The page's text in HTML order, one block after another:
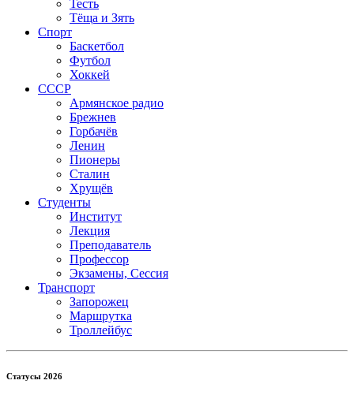
Тесть
Тёща и Зять
Спорт
Баскетбол
Футбол
Хоккей
СССР
Армянское радио
Брежнев
Горбачёв
Ленин
Пионеры
Сталин
Хрущёв
Студенты
Институт
Лекция
Преподаватель
Профессор
Экзамены, Сессия
Транспорт
Запорожец
Маршрутка
Троллейбус
Статуcы 2026